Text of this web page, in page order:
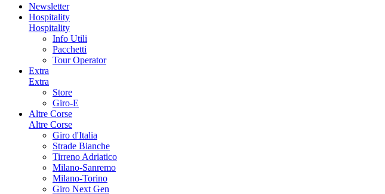
Newsletter
Hospitality
Hospitality
Info Utili
Pacchetti
Tour Operator
Extra
Extra
Store
Giro-E
Altre Corse
Altre Corse
Giro d'Italia
Strade Bianche
Tirreno Adriatico
Milano-Sanremo
Milano-Torino
Giro Next Gen